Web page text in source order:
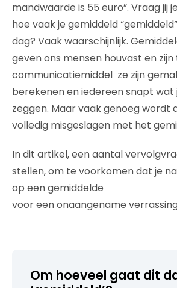
mandwaarde is 55 euro”. Vraag jij
hoe vaak je gemiddeld
dag? Vaakwaarschijnlijk.
gevenons mensen houvast en
communicatiemiddel ze zijn
berekenenen iedereen snapt wat
zeggen. Maarvaak genoegwordt
volledig misgeslagen met het
Indit artikel, eenaantal
stellen, om te voorkomen dat je
op een gemiddelde
vooreenonaangename verra
Om hoeveel gaat dit